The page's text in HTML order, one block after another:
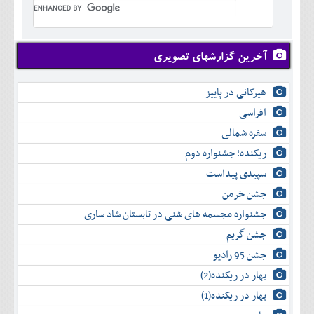
دی
بهمن
اسفند
آبان
آذر
دی
بهمن
اسفند
شهريور
مهر
آبان
آذر
دی
بهمن
اسفند
تير
مرداد
شهريور
مهر
آبان
آذر
دی
بهمن
اسفند
آخرین گزارشهای تصویری
هیرکانی در پاییز
افراسی
سفره شمالی
ریکنده؛ جشنواره دوم
سپیدی پیداست
جشن خرمن
جشنواره مجسمه های شنی در تابستان شاد ساری
جشن گریم
جشن 95 رادیو
بهار در ریکنده(2)
بهار در ریکنده(1)